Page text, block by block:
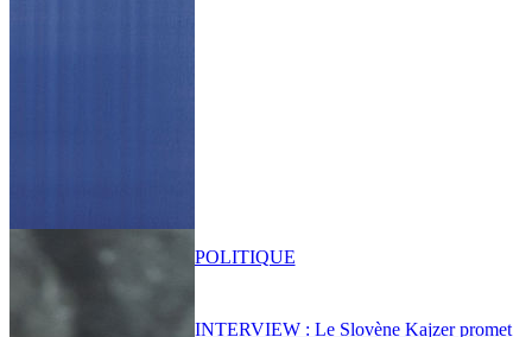
INTERVIEW : Le Slovène Kajzer promet
POLITIQUE